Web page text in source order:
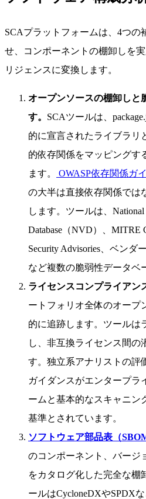
SCAプラットフォームは、4つの
せ、コンポーネントの棚卸しを
リジェンスに変換します。
オープンソースの棚卸しと
す。 SCAツールは、
的に宣言されたライブラリ
的依存関係をマッピングす
ます。
OWASP依存関係ガ
の大半は直接依存関係では
します。ツールは、
Database（NVD）、
Security Advisories、ベンダ
など複数の脆弱性データベ
ライセンスコンプライアン
ートフォリオ全体のオープ
的に追跡します。ツールは
し、非互換ライセンス間の
す。独立系アナリストの評
ガイダンスがエンタープラ
ームと基本的なスキャニン
基準とされています。
ソフトウェア部品表（
のコンポーネント、バージ
をカタログ化した完全な棚
ールはCycloneDXやSPDX